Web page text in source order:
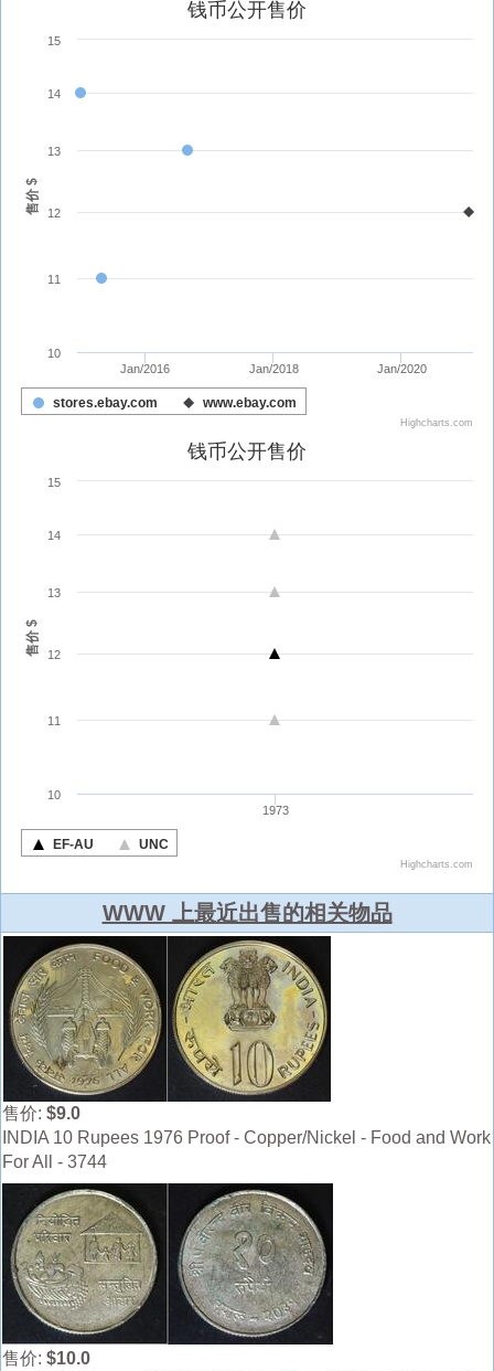
WWW 上最近出售的相关物品
售价: $9.0
INDIA 10 Rupees 1976 Proof - Copper/Nickel - Food and Work
For All - 3744
售价: $10.0